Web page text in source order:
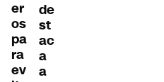
er
os
pa
ra
ev
de
st
ac
a
a